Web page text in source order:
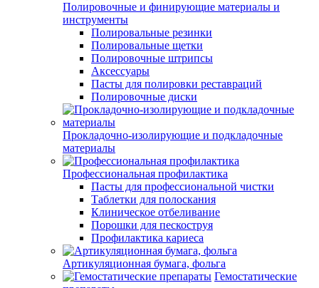
Полировочные и финирующие материалы и
инструменты
Полировальные резинки
Полировальные щетки
Полировочные штрипсы
Аксессуары
Пасты для полировки реставраций
Полировочные диски
Прокладочно-изолирующие и подкладочные
материалы
Профессиональная профилактика
Пасты для профессиональной чистки
Таблетки для полоскания
Клиническое отбеливание
Порошки для пескоструя
Профилактика кариеса
Артикуляционная бумага, фольга
Гемостатические